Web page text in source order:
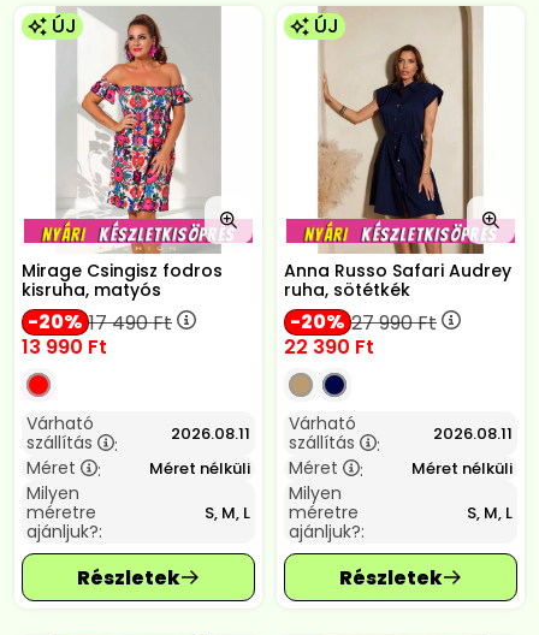
ÚJ
Mirage Csingisz fodros
kisruha, matyós
20 17 490Ft
13 990 Ft
Várható
szállítás
: 2026.08.11
Méret : Méret nélküli
Milyen
méretre
ajánljuk?:
S, M, L
ÚJ
Anna Russo Safari Audrey
ruha, sötétkék
20 27 990Ft
22 390 Ft
Várható
szállítás
: 2026.08.11
Méret : Méret nélküli
Milyen
méretre
ajánljuk?:
S, M, L